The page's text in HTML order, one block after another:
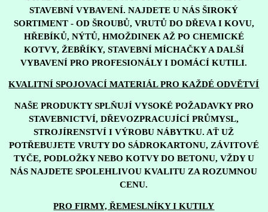
STAVEBNÍ VYBAVENÍ. NAJDETE U NÁS ŠIROKÝ
SORTIMENT - OD ŠROUBŮ, VRUTŮ DO DŘEVA I KOVU,
HŘEBÍKŮ, NÝTŮ, HMOŽDINEK AŽ PO CHEMICKÉ
KOTVY, ŽEBŘÍKY, STAVEBNÍ MÍCHAČKY A DALŠÍ
VYBAVENÍ PRO PROFESIONÁLY I DOMÁCÍ KUTILI.
KVALITNÍ SPOJOVACÍ MATERIÁL PRO KAŽDÉ ODVĚTVÍ
NAŠE PRODUKTY SPLŇUJÍ VYSOKÉ POŽADAVKY PRO
STAVEBNICTVÍ, DŘEVOZPRACUJÍCÍ PRŮMYSL,
STROJÍRENSTVÍ I VÝROBU NÁBYTKU. AŤ UŽ
POTŘEBUJETE VRUTY DO SÁDROKARTONU, ZÁVITOVÉ
TYČE, PODLOŽKY NEBO KOTVY DO BETONU, VŽDY U
NÁS NAJDETE SPOLEHLIVOU KVALITU ZA ROZUMNOU
CENU.
PRO FIRMY, ŘEMESLNÍKY I KUTILY